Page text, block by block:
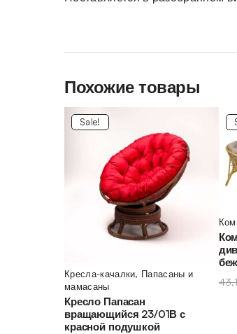
Похожие товары
Sale!
Кресла-качалки, Папасаны и
мамасаны
Кресло Папасан
вращающийся 23/01В с
красной подушкой